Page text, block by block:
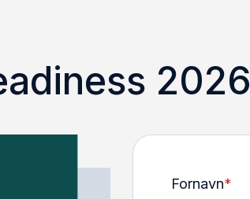
2026
Fornavn*